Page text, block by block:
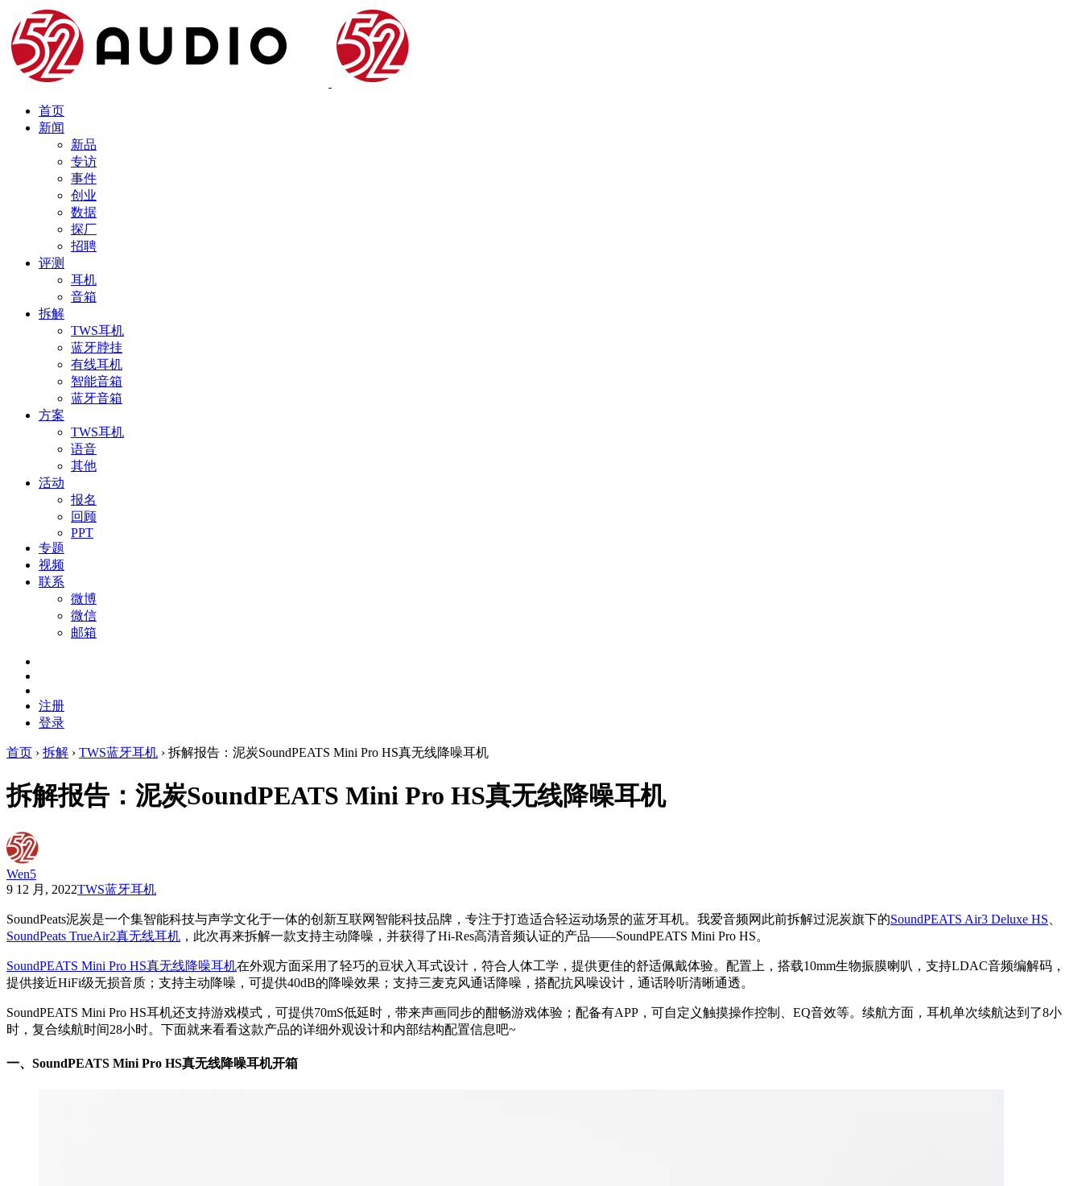
首页
新闻
新品
专访
事件
创业
数据
探厂
招聘
评测
耳机
音箱
拆解
TWS耳机
蓝牙脖挂
有线耳机
智能音箱
蓝牙音箱
方案
TWS耳机
语音
其他
活动
报名
回顾
PPT
专题
视频
联系
微博
微信
邮箱
注册
登录
首页 › 拆解 › TWS蓝牙耳机 › 拆解报告：泥炭SoundPEATS Mini Pro HS真无线降噪耳机
拆解报告：泥炭SoundPEATS Mini Pro HS真无线降噪耳机
Wen5
9 12 月, 2022TWS蓝牙耳机
SoundPeats泥炭是一个集智能科技与声学文化于一体的创新互联网智能科技品牌，专注于打造适合轻运动场景的蓝牙耳机。我爱音频网此前拆解过泥炭旗下的SoundPEATS Air3 Deluxe HS
SoundPeats TrueAir2真无线耳机 ，此次再来拆解一款支持主动降噪，并获得了Hi-Res高清音频认证的产品——SoundPEATS Mini Pro HS。
SoundPEATS Mini Pro HS真无线降噪耳机在外观方面采用了轻巧的豆状入耳式设计，符合人体工学，提供更佳的舒适佩戴体验。配置上，搭载10mm生物振膜喇叭，支持LDAC音频编解码，
提供接近HiFi级无损音质；支持主动降噪，可提供40dB的降噪效果；支持三麦克风通话降噪，搭配抗风噪设计，通话聆听清晰通透。
SoundPEATS Mini Pro HS耳机还支持游戏模式，可提供70mS低延时，带来声画同步的酣畅游戏体验；配备有APP，可自定义触摸操作控制、EQ音效等。续航方面，耳机单次续航达到了8小
时，复合续航时间28小时。下面就来看看这款产品的详细外观设计和内部结构配置信息吧~
一、SoundPEATS Mini Pro HS真无线降噪耳机开箱